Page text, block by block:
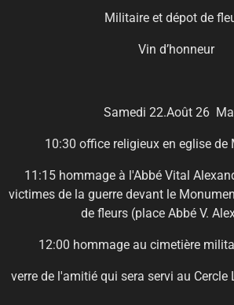
Militaire et dépot de
Vin d’honneur
Samedi 22.Août 26
10:30 office religieux en eglise de
11:15 hommage à l'Abbé Vital
victimes de la guerre devant le
de fleurs (place Abbé V.
12:00 hommage au cimetière
verre de l'amitié qui sera servi au Cercle